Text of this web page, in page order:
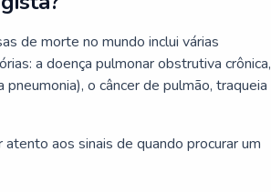
de morte no mundo inclui várias
a doença pulmonar obstrutiva crônica,
o câncer de pulmão, traqueia
aos sinais de quando procurar um